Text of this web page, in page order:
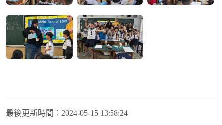
最後更新時間： 2024-05-15 13:58:24